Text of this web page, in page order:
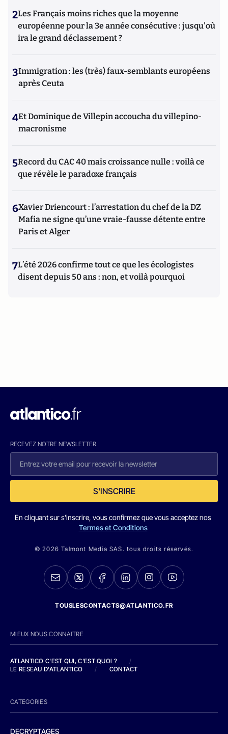
2Les Français moins riches que la moyenne
européenne pour la 3e année consécutive : jusqu'où
ira le grand déclassement ?
3Immigration : les (très) faux-semblants européens
après Ceuta
4Et Dominique de Villepin accoucha du villepino-
macronisme
5Record du CAC 40 mais croissance nulle : voilà ce
que révèle le paradoxe français
6Xavier Driencourt : l’arrestation du chef de la DZ
Mafia ne signe qu’une vraie-fausse détente entre
Paris et Alger
7L’été 2026 confirme tout ce que les écologistes
disent depuis 50 ans : non, et voilà pourquoi
RECEVEZ NOTRE NEWSLETTER
S'INSCRIRE
En cliquant sur s'inscrire, vous confirmez que vous acceptez nos
Termes et Conditions
© 2026 Talmont Media SAS. tous droits réservés.
TOUSLESCONTACTS@ATLANTICO.FR
MIEUX NOUS CONNAITRE
ATLANTICO C'EST QUI, C'EST QUOI ?
/
LE RESEAU D'ATLANTICO
/ CONTACT
CATEGORIES
DECRYPTAGES